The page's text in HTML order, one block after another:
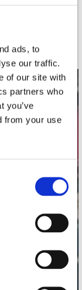
ads, to
our traffic.
of our site with
partners who
you’ve
from your use